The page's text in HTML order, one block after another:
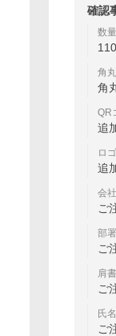
確認
数量
角
角
QR
他
追
ロ
に
追
会
ご
部
ご
肩
ご
氏
ご